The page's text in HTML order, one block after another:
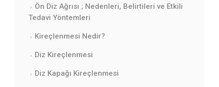
Ön Diz Ağrısı ; Nedenleri, Belirtileri ve Etkili
Tedavi Yöntemleri
Kireçlenmesi Nedir?
Diz Kireçlenmesi
Diz Kapağı Kireçlenmesi